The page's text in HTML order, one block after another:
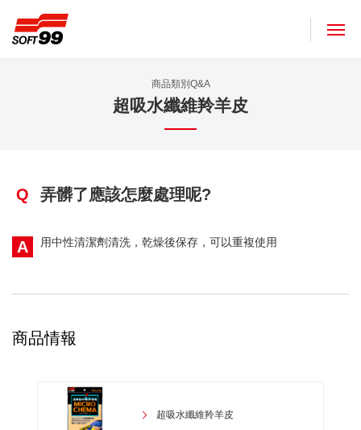
商品類別Q&A
超吸水纖維羚羊皮
Q 弄髒了應該怎麼處理呢?
A 用中性清潔劑清洗，乾燥後保存，可以重複使用
商品情報
超吸水纖維羚羊皮